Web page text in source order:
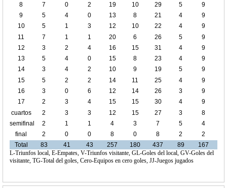
8
7 0 2 19 10 29 5
9
9
5 4 0 13 8 21 4
9
10
5 1 3 12 10 22 4
9
11
7 1 1 20 6 26 5
9
12
3 2 4 16 15 31 4
9
13
5 4 0 15 8 23 4
9
14
3 4 2 10 9 19 5
9
15
5 2 2 14 11 25 4
9
16
3 0 6 12 14 26 3
9
17
2 3 4 15 15 30 4
9
cuartos
de final
2 3 3 12 15 27 3
8
semifinal
2 1 1 4 3 7 5
4
final
2 0 0 8 0 8 2
2
Total
83 41 43 257 180 437 89
167
L-Triunfos local, E-Empates, V-Triunfos visitante, GL-Goles del local, GV-Goles del
visitante, TG-Total del goles, Cero-Equipos en cero goles, JJ-Juegos jugados